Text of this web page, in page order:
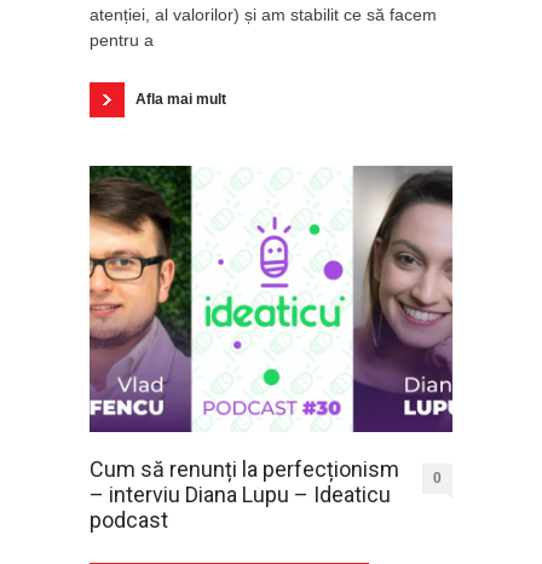
atenției, al valorilor) și am stabilit ce să facem
pentru a
Afla mai mult
Cum să renunți la perfecționism
– interviu Diana Lupu – Ideaticu
podcast
0